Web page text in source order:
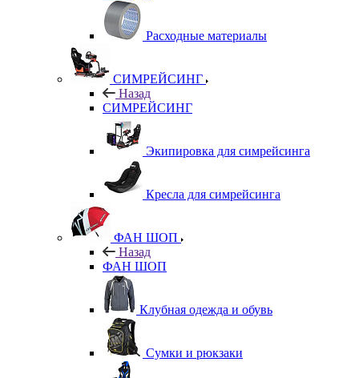
Расходные материалы
СИМРЕЙСИНГ
Назад
СИМРЕЙСИНГ
Экипировка для симрейсинга
Кресла для симрейсинга
ФАН ШОП
Назад
ФАН ШОП
Клубная одежда и обувь
Сумки и рюкзаки